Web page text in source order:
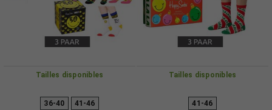
Tailles disponibles
36-40 41-46
Tailles disponibles
41-46